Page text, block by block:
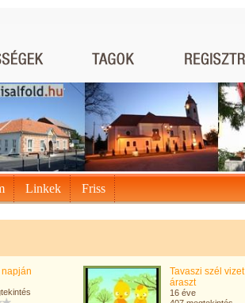
Linkek Friss
Tavaszi szél vizet
áraszt
16 éve